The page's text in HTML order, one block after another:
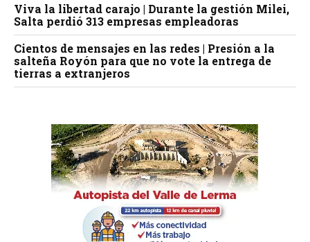
Viva la libertad carajo | Durante la gestión Milei,
Salta perdió 313 empresas empleadoras
Cientos de mensajes en las redes | Presión a la
salteña Royón para que no vote la entrega de
tierras a extranjeros